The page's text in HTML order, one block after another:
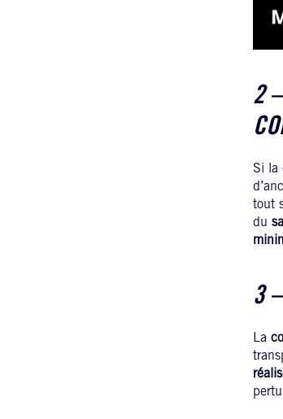
2
Si la
tout
du
3
La